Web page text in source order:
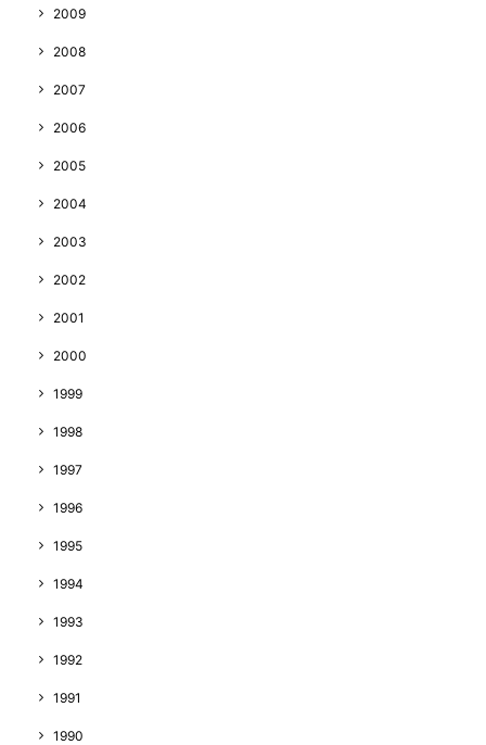
2009
2008
2007
2006
2005
2004
2003
2002
2001
2000
1999
1998
1997
1996
1995
1994
1993
1992
1991
1990